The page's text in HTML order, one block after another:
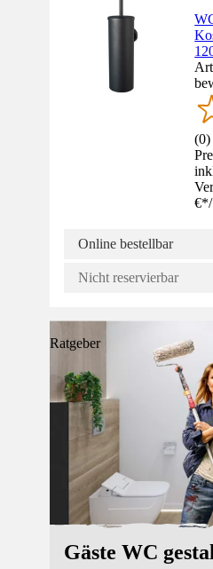
(0)
€*/
Online bestellbar
Nicht reservierbar
Ratgeber
Gäste WC